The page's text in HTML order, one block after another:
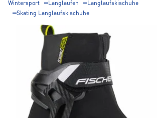
Wintersport Langlaufen
Langlaufskischuhe
Skating Langlaufskischuhe